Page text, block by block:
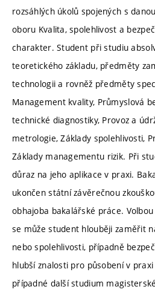
rozsáhlých úkolů spojených s
oboru Kvalita, spolehlivost a
charakter. Student při studiu
teoretického základu, předměty
technologii a rovněž předměty
Management kvality, Průmyslová
technické diagnostiky, Provoz a
metrologie, Základy spolehlivosti,
Základy managementu rizik. Při
důraz na jeho aplikace v praxi.
ukončen státní závěrečnou
obhajoba bakalářské práce.
se může student hlouběji zaměřit
nebo spolehlivosti, případně
hlubší znalosti pro působení v
případné další studium